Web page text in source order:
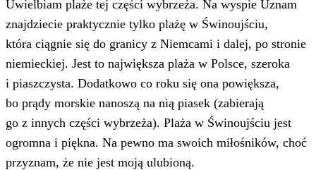
Uwielbiam plaże tej części wybrzeża. Na wyspie Uznam
znajdziecie praktycznie tylko plażę w Świnoujściu,
która ciągnie się do granicy z Niemcami i dalej, po stronie
niemieckiej. Jest to największa plaża w Polsce, szeroka
i piaszczysta. Dodatkowo co roku się ona powiększa,
bo prądy morskie nanoszą na nią piasek (zabierają
go z innych części wybrzeża). Plaża w Świnoujściu jest
ogromna i piękna. Na pewno ma swoich miłośników, choć
przyznam, że nie jest moją ulubioną.